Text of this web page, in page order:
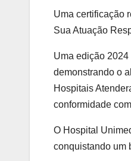
Uma certificação
Sua Atuação
Uma edição
demonstrando o
Hospitais
conformidade
O Hospital
conquistando um